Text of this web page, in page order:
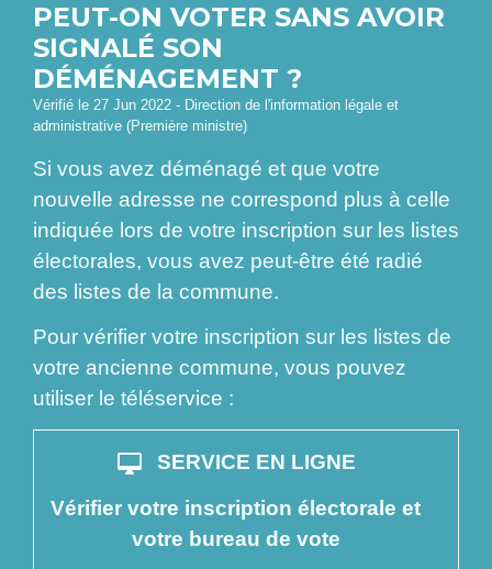
PEUT-ON VOTER SANS AVOIR
SIGNALÉ SON
DÉMÉNAGEMENT ?
Vérifié le 27 Jun 2022 - Direction de l'information légale et
administrative (Première ministre)
Si vous avez déménagé et que votre
nouvelle adresse ne correspond plus à celle
indiquée lors de votre inscription sur les listes
électorales, vous avez peut-être été radié
des listes de la commune.
Pour vérifier votre inscription sur les listes de
votre ancienne commune, vous pouvez
utiliser le téléservice :
desktop_mac
SERVICE EN LIGNE
Vérifier votre inscription électorale et
votre bureau de vote